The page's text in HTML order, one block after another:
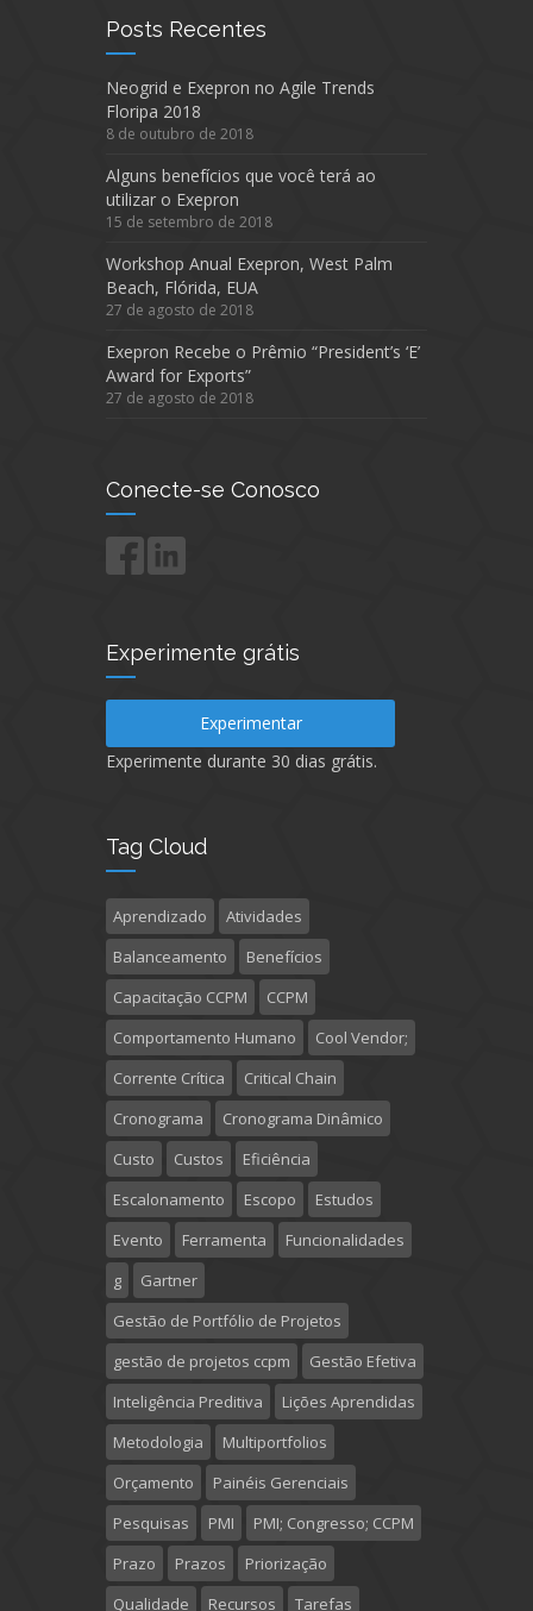
Posts Recentes
Neogrid e Exepron no Agile Trends
Floripa 2018
8 de outubro de 2018
Alguns benefícios que você terá ao
utilizar o Exepron
15 de setembro de 2018
Workshop Anual Exepron, West Palm
Beach, Flórida, EUA
27 de agosto de 2018
Exepron Recebe o Prêmio “President’s ‘E’
Award for Exports”
27 de agosto de 2018
Conecte-se Conosco
Experimente grátis
Experimentar
Experimente durante 30 dias grátis.
Tag Cloud
Aprendizado
Atividades
Balanceamento
Benefícios
Capacitação CCPM
CCPM
Comportamento Humano
Cool Vendor;
Corrente Crítica
Critical Chain
Cronograma
Cronograma Dinâmico
Custo
Custos
Eficiência
Escalonamento
Escopo
Estudos
Evento
Ferramenta
Funcionalidades
g
Gartner
Gestão de Portfólio de Projetos
gestão de projetos ccpm
Gestão Efetiva
Inteligência Preditiva
Lições Aprendidas
Metodologia
Multiportfolios
Orçamento
Painéis Gerenciais
Pesquisas
PMI
PMI; Congresso; CCPM
Prazo
Prazos
Priorização
Qualidade
Recursos Tarefas